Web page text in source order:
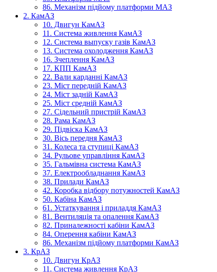
86. Механізм підйому платформи МАЗ
2. КамАЗ
10. Двигун КамАЗ
11. Система живлення КамАЗ
12. Система выпуску газів КамАЗ
13. Система охолодження КамАЗ
16. Зчеплення КамАЗ
17. КПП КамАЗ
22. Вали карданні КамАЗ
23. Міст передній КамАЗ
24. Міст задній КамАЗ
25. Міст средній КамАЗ
27. Сідельний пристрій КамАЗ
28. Рама КамАЗ
29. Підвіска КамАЗ
30. Вісь передня КамАЗ
31. Колеса та ступиці КамАЗ
34. Рульове управління КамАЗ
35. Гальмівна система КамАЗ
37. Електрообладнання КамАЗ
38. Прилади КамАЗ
42. Коробка відбору потужностей КамАЗ
50. Кабіна КамАЗ
61. Устаткування і приладдя КамАЗ
81. Вентиляція та опалення КамАЗ
82. Приналежності кабіни КамАЗ
84. Оперення кабіни КамАЗ
86. Механізм підйому платформи КамАЗ
3. КрАЗ
10. Двигун КрАЗ
11. Система живлення КрАЗ